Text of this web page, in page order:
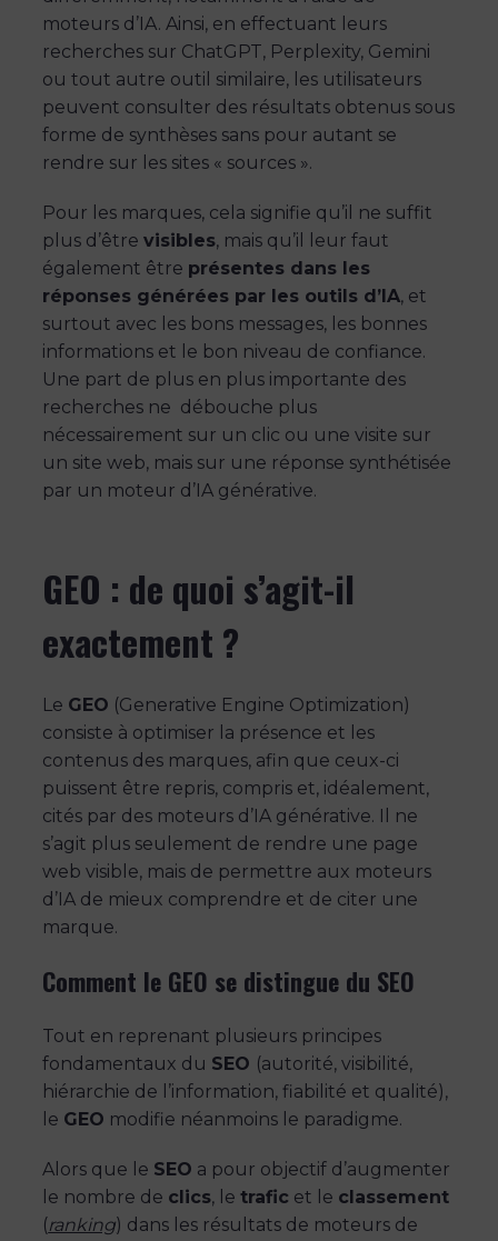
moteurs d’IA. Ainsi, en effectuant leurs
recherches sur ChatGPT, Perplexity, Gemini
ou tout autre outil similaire, les utilisateurs
peuvent consulter des résultats obtenus sous
forme de synthèses sans pour autant se
rendre sur les sites « sources ».
Pour les marques, cela signifie qu’il ne suffit
plus d’êtrevisibles, mais qu’il leur faut
également être présentes dans les
réponses générées par les outils d’IA, et
surtout avec les bons messages, les bonnes
informations et le bon niveau de confiance.
Une part de plus en plus importante des
recherches ne débouche plus
nécessairement sur un clic ou une visite sur
un site web, mais sur une réponse synthétisée
par un moteur d’IA générative.
GEO : de quoi s’agit-il
exactement ?
Le GEO (Generative Engine Optimization)
consiste à optimiser la présence et les
contenus des marques, afin que ceux-ci
puissent être repris, compris et, idéalement,
cités par des moteurs d’IA générative. Il ne
s’agit plus seulement de rendre une page
web visible, mais de permettre aux moteurs
d’IA de mieux comprendre et de citer une
marque.
Comment le GEO se distingue du SEO
Tout en reprenant plusieurs principes
fondamentaux du SEO (autorité, visibilité,
hiérarchie de l’information, fiabilité et qualité),
le GEO modifie néanmoins le paradigme.
Alors que le SEO a pour objectif d’augmenter
le nombre de clics, letrafic et le classement
(ranking) dans les résultats de moteurs de